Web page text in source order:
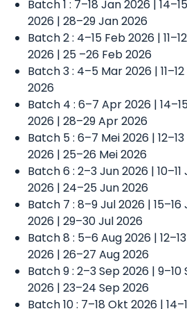
Batch 1 : 7–18 Jan 2026 |
2026 | 28–29 Jan 2026
Batch 2 : 4–15 Feb 2026 |
2026 | 25 –26 Feb 2026
Batch 3 : 4–5 Mar 2026 |
2026
Batch 4 : 6–7 Apr 2026 |
2026 | 28–29 Apr 2026
Batch 5 : 6–7 Mei 2026 |
2026 | 25–26 Mei 2026
Batch 6 : 2–3 Jun 2026 |
2026 | 24–25 Jun 2026
Batch 7 : 8–9 Jul 2026 |
2026 | 29–30 Jul 2026
Batch 8 : 5–6 Aug 2026 |
2026 | 26–27 Aug 2026
Batch 9 : 2–3 Sep 2026 | 9–10
2026 | 23–24 Sep 2026
Batch 10 : 7–18 Okt 2026 |